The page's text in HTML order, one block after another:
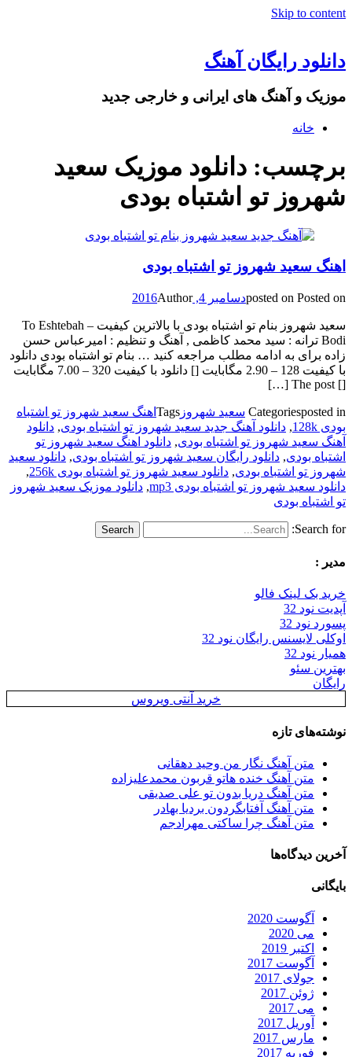
Skip to content
دانلود رایگان آهنگ
موزیک و آهنگ های ایرانی و خارجی جدید
خانه
برچسب: دانلود موزیک سعید
شهروز تو اشتباه بودی
اهنگ سعید شهروز تو اشتباه بودی
posted on Posted on دسامبر 4, 2016 Author
سعید شهروز بنام تو اشتباه بودی با بالاترین کیفیت – To Eshtebah
Bodi ترانه : سید محمد کاظمی , آهنگ و تنظیم : امیرعباس حسن
زاده برای به ادامه مطلب مراجعه کنید … بنام تو اشتباه بودی دانلود
با کیفیت 128 – 2.90 مگابایت [] دانلود با کیفیت 320 – 7.00 مگابایت
[] The post […]
Categoriesposted in سعید شهروز Tags اهنگ سعید شهروز تو اشتباه
بودی 128k
, دانلود آهنگ جدید سعید شهروز تو اشتباه بودی, دانلود
آهنگ سعید شهروز تو اشتباه بودی, دانلود اهنگ سعید شهروز تو
اشتباه بودی, دانلود رایگان سعید شهروز تو اشتباه بودی, دانلود سعید
شهروز تو اشتباه بودی, دانلود سعید شهروز تو اشتباه بودی 256k
,
دانلود سعید شهروز تو اشتباه بودی mp3
, دانلود موزیک سعید شهروز
تو اشتباه بودی
Search for:
مدیر :
خرید بک لینک فالو
آپدیت نود 32
پسورد نود 32
اوکلی لایسنس رایگان نود 32
همیار نود 32
بهترین سئو
رایگان
خرید آنتی ویروس
نوشته‌های تازه
متن آهنگ نگار من وحید دهقانی
متن آهنگ خنده هاتو قربون محمدعلیزاده
متن آهنگ دریا بدون تو علی صدیقی
متن آهنگ آفتابگردون بردیا بهادر
متن آهنگ چرا ساکتی مهرادجم
آخرین دیدگاه‌ها
بایگانی
آگوست 2020
می 2020
اکتبر 2019
آگوست 2017
جولای 2017
ژوئن 2017
می 2017
آوریل 2017
مارس 2017
فوریه 2017